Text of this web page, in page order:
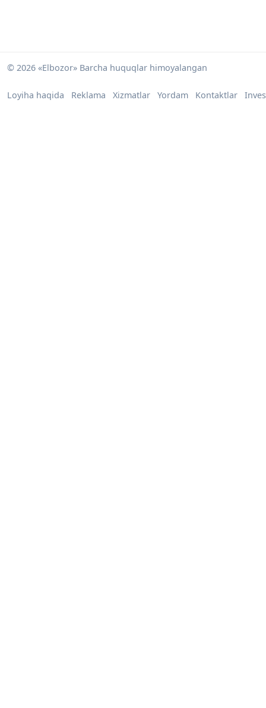
© 2026 «Elbozor» Barcha huquqlar himoyalangan
Loyiha haqida Reklama Xizmatlar Yordam Kontaktlar